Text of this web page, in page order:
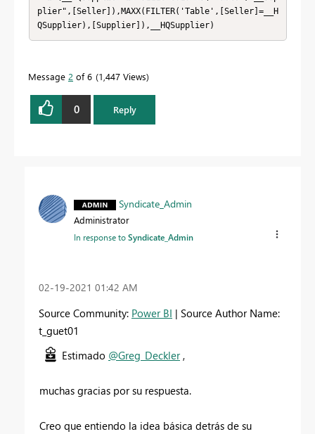
plier",[Seller]),MAXX(FILTER('Table',[Seller]=__H
QSupplier),[Supplier]),__HQSupplier)
Message 2 of 6 1,447 Views
0 Reply
Syndicate_Admin
Administrator
In response toSyndicate_Admin
‎02-19-2021 01:42 AM
Source Community: Power BI | Source Author Name:
t_guet01
Estimado @Greg_Deckler,
muchas gracias por su respuesta.
Creo que entiendo la idea básica detrás de su